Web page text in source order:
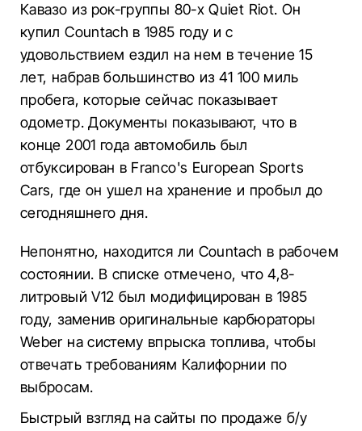
Кавазо из рок-группы 80-х Quiet Riot. Он
купил Countach в 1985 году и с
удовольствием ездил на нем в течение 15
лет, набрав большинство из 41 100 миль
пробега, которые сейчас показывает
одометр. Документы показывают, что в
конце 2001 года автомобиль был
отбуксирован в Franco's European Sports
Cars, где он ушел на хранение и пробыл до
сегодняшнего дня.
Непонятно, находится ли Countach в рабочем
состоянии. В списке отмечено, что 4,8-
литровый V12 был модифицирован в 1985
году, заменив оригинальные карбюраторы
Weber на систему впрыска топлива, чтобы
отвечать требованиям Калифорнии по
выбросам.
Быстрый взгляд на сайты по продаже б/у